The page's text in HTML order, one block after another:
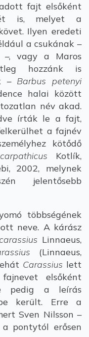
fajt elsőként
is, melyet a
Ilyen eredeti
a csukának –
–, vagy a Maros
hozzánk is
– Barbus petenyi
halai között
név akad.
írták le a fajt,
a fajnév
kötődő
Kotlík,
2002, melynek
jelentősebb
többségének
neve. A kárász
Linnaeus,
(Linnaeus,
Carassius lett
elsőként
pedig a leírás
került. Erre a
Sven Nilsson –
pontytól erősen